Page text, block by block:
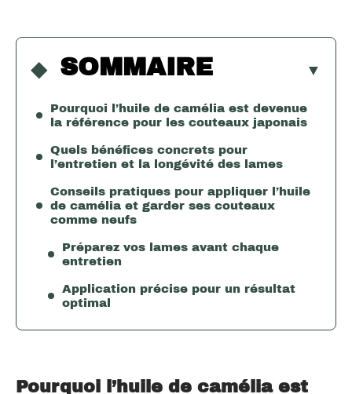
SOMMAIRE
Pourquoi l’huile de camélia est devenue
la référence pour les couteaux japonais
Quels bénéfices concrets pour
l’entretien et la longévité des lames
Conseils pratiques pour appliquer l’huile
de camélia et garder ses couteaux
comme neufs
Préparez vos lames avant chaque
entretien
Application précise pour un résultat
optimal
Pourquoi l’huile de camélia est